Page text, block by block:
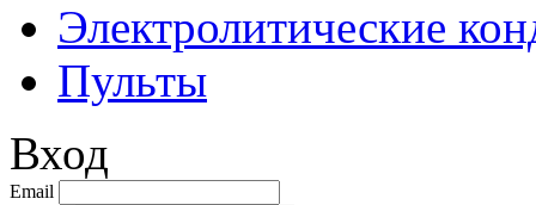
Электролитические
Пульты
Вход
Email